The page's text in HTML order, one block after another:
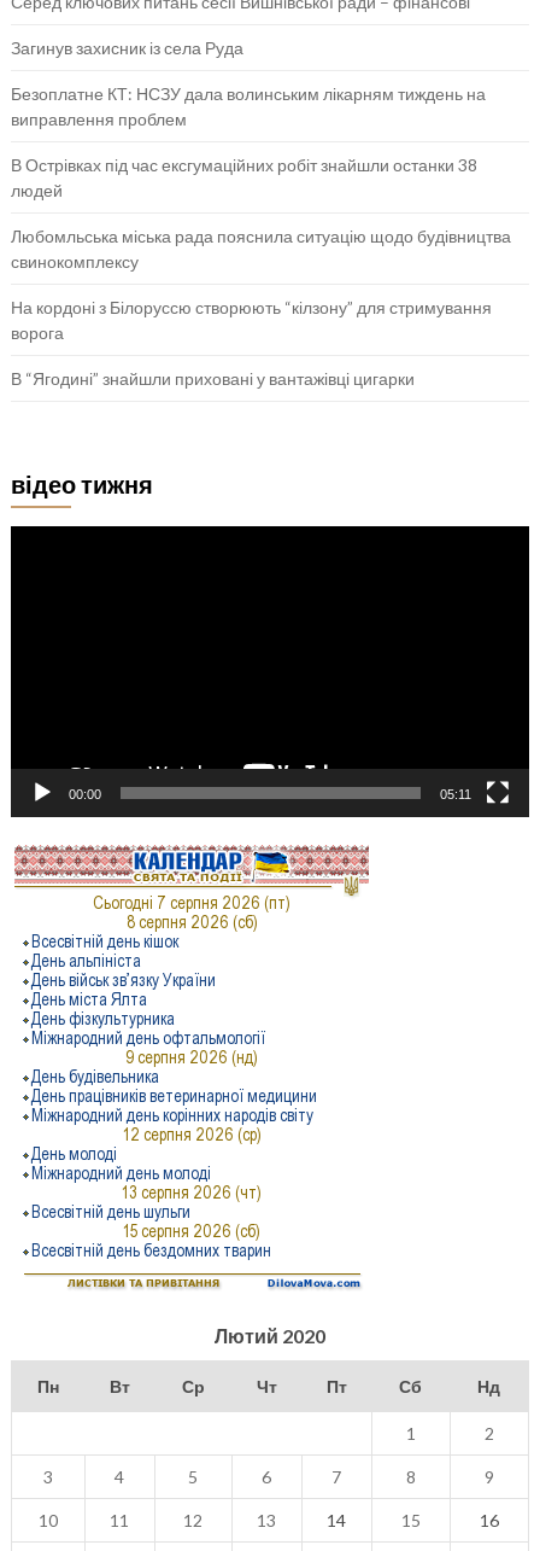
Загинув захисник із села Руда
Безоплатне КТ: НСЗУ дала волинським лікарням тиждень на
виправлення проблем
В Острівках під час ексгумаційних робіт знайшли останки 38
людей
Любомльська міська рада пояснила ситуацію щодо будівництва
свинокомплексу
На кордоні з Білоруссю створюють “кілзону” для стримування
ворога
В “Ягодині” знайшли приховані у вантажівці цигарки
відео тижня
00:00 05:11
Лютий 2020
Пн Вт Ср Чт Пт Сб Нд
1 2
3 4 5 6 7 8 9
10 11 12 13 14 15 16